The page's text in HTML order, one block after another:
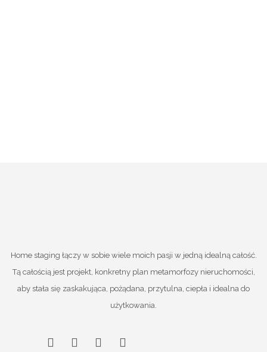
Home staging łączy w sobie wiele moich pasji w jedną idealną całość.
Tą całością jest projekt, konkretny plan metamorfozy nieruchomości,
aby stała się zaskakująca, pożądana, przytulna, ciepła i idealna do
użytkowania.